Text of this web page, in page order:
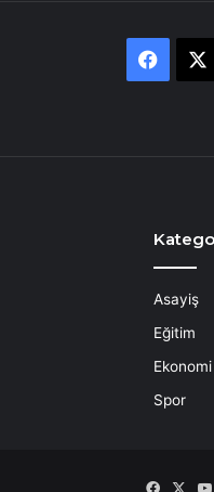
Asayiş
Eğitim
Ekonomi
Spor
X